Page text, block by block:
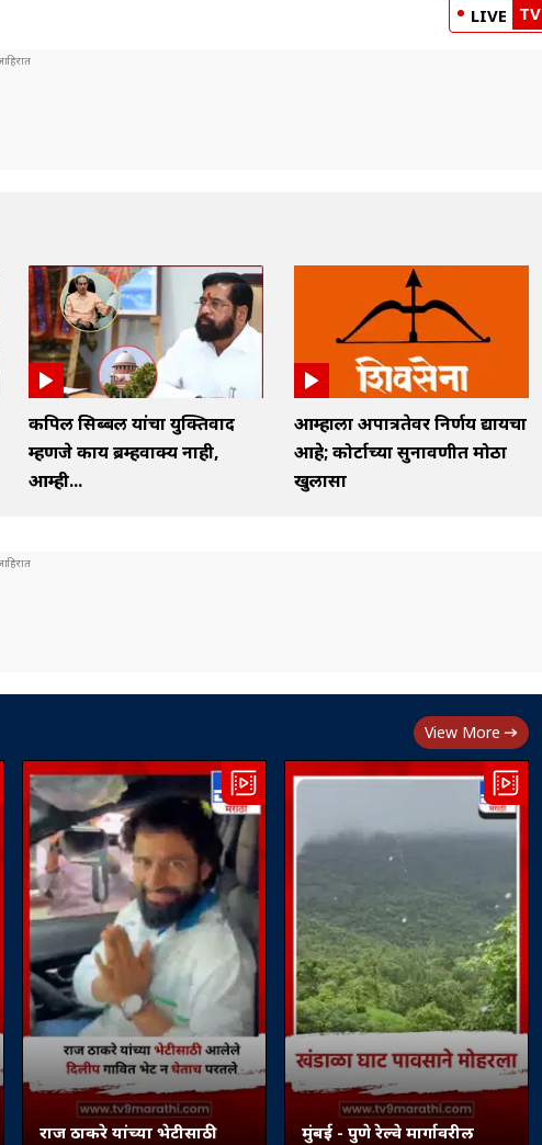
LIVE TV
कपिल सिब्बल यांचा युक्तिवाद
म्हणजे काय ब्रम्हवाक्य नाही,
आम्ही...
आम्हाला अपात्रतेवर निर्णय द्यायचा
आहे; कोर्टाच्या सुनावणीत मोठा
खुलासा
View More
राज ठाकरे यांच्या भेटीसाठी
मुंबई - पुणे रेल्वे मार्गावरील